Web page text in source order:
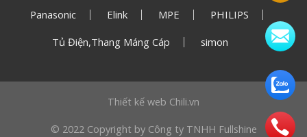
Panasonic Elink MPE PHILIPS
Tủ Điện,Thang Máng Cáp simon
Thiết kế web Chili.vn
© 2022 Copyright by Công ty TNHH Fullshine